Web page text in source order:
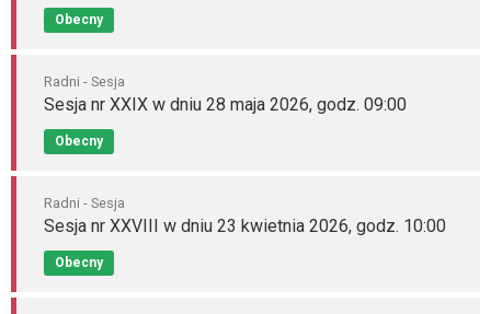
Obecny
Radni - Sesja
Sesja nr XXIX w dniu 28 maja 2026, godz. 09:00
Obecny
Radni - Sesja
Sesja nr XXVIII w dniu 23 kwietnia 2026, godz. 10:00
Obecny